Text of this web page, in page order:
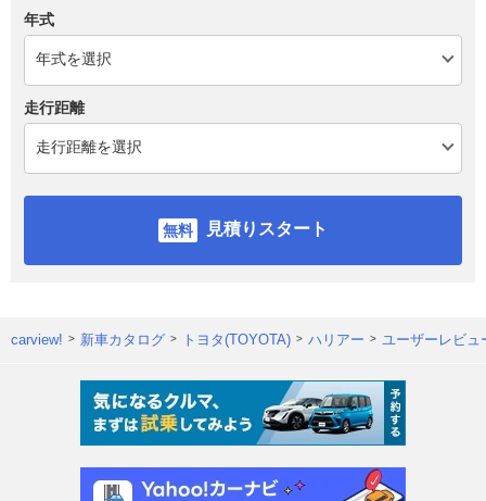
年式
走行距離
見積りスタート
carview! 新車カタログ トヨタ(TOYOTA) ハリアー ユーザーレビュ